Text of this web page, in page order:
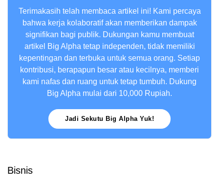
Terimakasih telah membaca artikel ini! Kami percaya
bahwa kerja kolaboratif akan memberikan dampak
signifikan bagi publik. Dukungan kamu membuat
artikel Big Alpha tetap independen, tidak memiliki
kepentingan dan terbuka untuk semua orang. Setiap
kontribusi, berapapun besar atau kecilnya, memberi
kami nafas dan ruang untuk tetap tumbuh. Dukung
Big Alpha mulai dari 10,000 Rupiah.
Jadi Sekutu Big Alpha Yuk!
Bisnis